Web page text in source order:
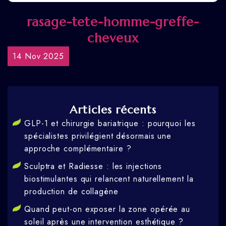
rasage-tete-homme-greffe-
cheveux
14 Nov 2025
Articles récents
GLP-1 et chirurgie bariatrique : pourquoi les
spécialistes privilégient désormais une
approche complémentaire ?
Sculptra et Radiesse : les injections
biostimulantes qui relancent naturellement la
production de collagène
Quand peut-on exposer la zone opérée au
soleil après une intervention esthétique ?